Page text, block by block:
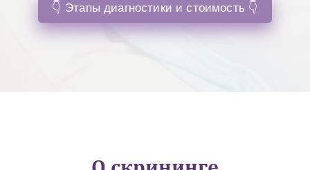
👇 Этапы диагностики и стоимость 👇